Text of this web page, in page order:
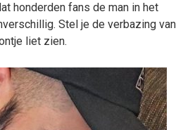
honderden fans de man in het
Stel je de verbazing van
liet zien.